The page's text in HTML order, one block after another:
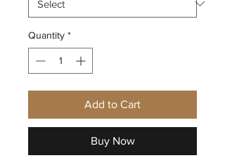
Quantity *
Add to Cart
Buy Now